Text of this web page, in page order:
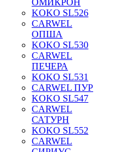
ОМИКРОН
KOKO SL526
CARWEL
ОПША
KOKO SL530
CARWEL
ПЕЧЕРА
KOKO SL531
CARWEL ПУР
KOKO SL547
CARWEL
САТУРН
KOKO SL552
CARWEL